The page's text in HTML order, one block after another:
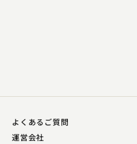
よくあるご質問
運営会社